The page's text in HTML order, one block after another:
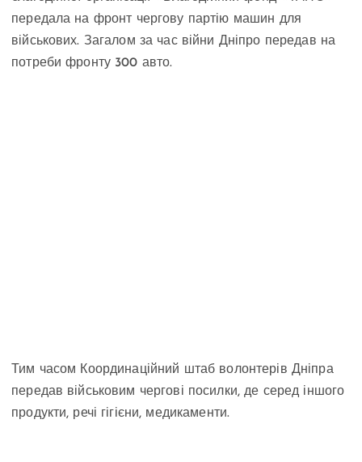
передала на фронт чергову партію машин для
військових. Загалом за час війни Дніпро передав на
потреби фронту 300 авто.
Тим часом Координаційний штаб волонтерів Дніпра
передав військовим чергові посилки, де серед іншого
продукти, речі гігієни, медикаменти.